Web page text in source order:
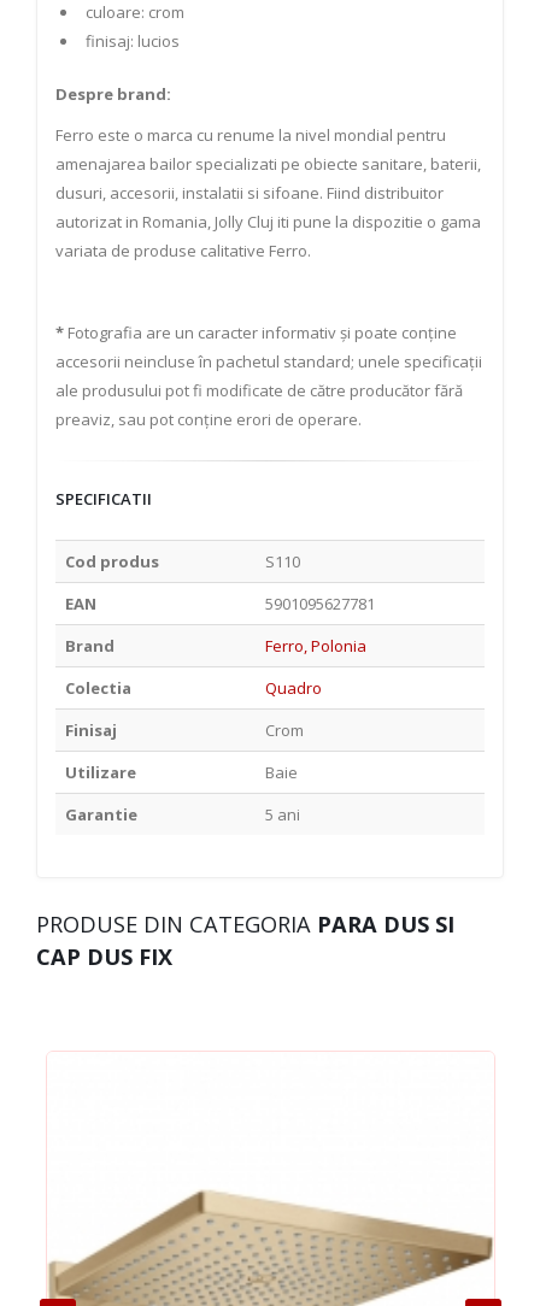
culoare: crom
finisaj: lucios
Despre brand:
Ferro este o marca cu renume la nivel mondial pentru
amenajarea bailor specializati pe obiecte sanitare, baterii,
dusuri, accesorii, instalatii si sifoane. Fiind distribuitor
autorizat in Romania, Jolly Cluj iti pune la dispozitie o gama
variata de produse calitative Ferro.
* Fotografia are un caracter informativ și poate conține
accesorii neincluse în pachetul standard; unele specificații
ale produsului pot fi modificate de către producător fără
preaviz, sau pot conține erori de operare.
SPECIFICATII
Cod produs
S110
EAN
5901095627781
Brand
Ferro, Polonia
Colectia
Quadro
Finisaj
Crom
Utilizare
Baie
Garantie
5 ani
PRODUSE DIN CATEGORIA PARA DUS SI
CAP DUS FIX